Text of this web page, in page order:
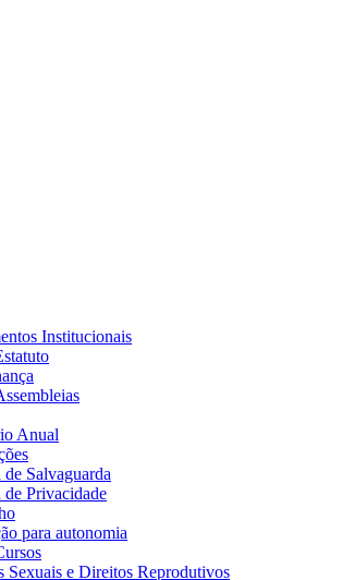
Institucionais
Anual
Salvaguarda
de Privacidade
para autonomia
Sexuais e Direitos Reprodutivos